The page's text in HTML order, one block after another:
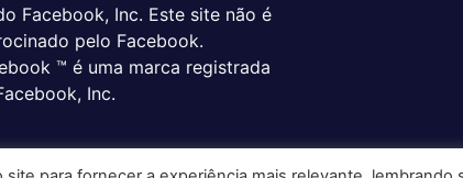
Facebook, Inc. Este site não é
pelo Facebook.
™ é uma marca registrada
Inc.